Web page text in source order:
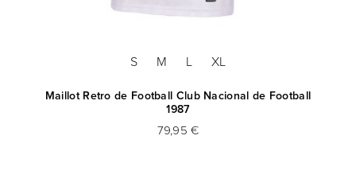
S M L XL
Maillot Retro de Football Club Nacional de Football
1987
79,95 €